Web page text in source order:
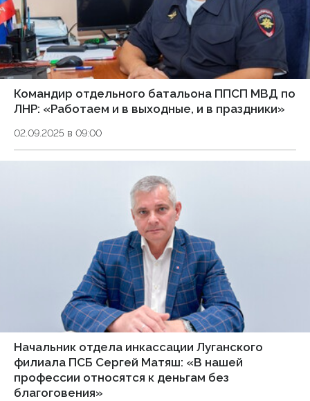
Командир отдельного батальона ППСП МВД по
ЛНР: «Работаем и в выходные, и в праздники»
02.09.2025 в 09:00
Начальник отдела инкассации Луганского
филиала ПСБ Сергей Матяш: «В нашей
профессии относятся к деньгам без
благоговения»